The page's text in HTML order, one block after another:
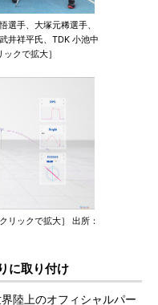
選手、大塚元稀選手、
井祥平氏、TDK 小池中
クで拡大］
リックで拡大］ 出所：
に取り付け
陸上のオフィシャルパー